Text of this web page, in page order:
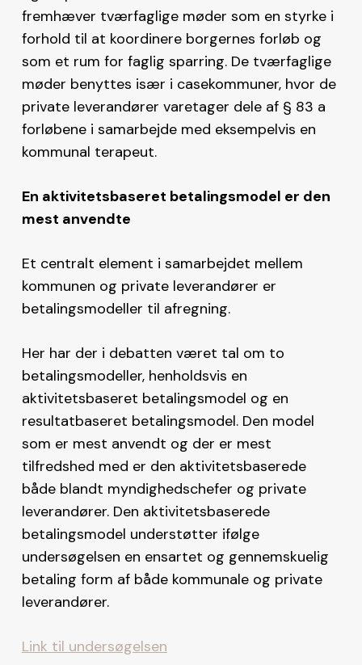
fremhæver tværfaglige møder som en styrke i
forhold til at koordinere borgernes forløb og
som et rum for faglig sparring. De tværfaglige
møder benyttes især i casekommuner, hvor de
private leverandører varetager dele af § 83 a
forløbene i samarbejde med eksempelvis en
kommunal terapeut.
En aktivitetsbaseret betalingsmodel er den
mest anvendte
Et centralt element i samarbejdet mellem
kommunen og private leverandører er
betalingsmodeller til afregning.
Her har der i debatten været tal om to
betalingsmodeller, henholdsvis en
aktivitetsbaseret betalingsmodel og en
resultatbaseret betalingsmodel. Den model
som er mest anvendt og der er mest
tilfredshed med er den aktivitetsbaserede
både blandt myndighedschefer og private
leverandører. Den aktivitetsbaserede
betalingsmodel understøtter ifølge
undersøgelsen en ensartet og gennemskuelig
betaling form af både kommunale og private
leverandører.
Link til undersøgelsen